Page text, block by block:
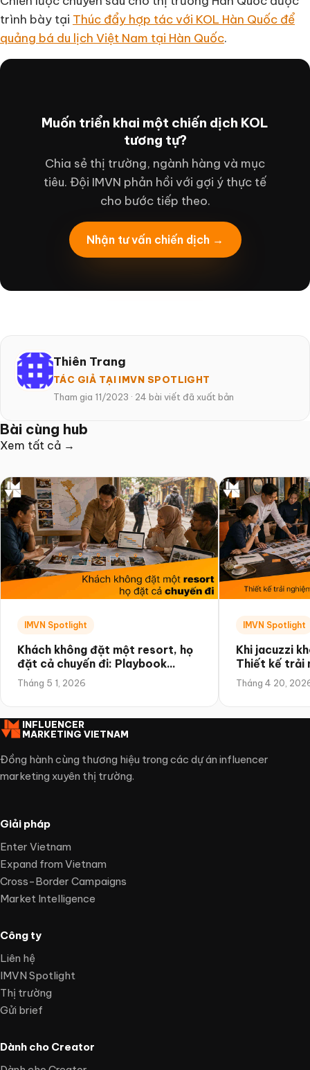
trình bày tại Thúc đẩy hợp tác với KOL Hàn Quốc để
quảng bá du lịch Việt Nam tại Hàn Quốc.
Muốn triển khai một chiến dịch KOL
tương tự?
Chia sẻ thị trường, ngành hàng và mục
tiêu. Đội IMVN phản hồi với gợi ý thực tế
cho bước tiếp theo.
Nhận tư vấn chiến dịch →
Thiên Trang
TÁC GIẢ TẠI IMVN SPOTLIGHT
Tham gia 11/2023 · 24 bài viết đã xuất bản
Bài cùng hub
Xem tất cả →
IMVN Spotlight
Khách không đặt một resort, họ
đặt cả chuyến đi: Playbook
quảng bá theo hành trình
Tháng 5 1, 2026
IMVN Spotlight
Khi jacuzzi
Thiết kế trải
quốc tế
Tháng 4 20,
INFLUENCER
MARKETING VIETNAM
Đồng hành cùng thương hiệu trong các dự án influencer
marketing xuyên thị trường.
Giải pháp
Enter Vietnam
Expand from Vietnam
Cross-Border Campaigns
Market Intelligence
Công ty
Liên hệ
IMVN Spotlight
Thị trường
Gửi brief
Dành cho Creator